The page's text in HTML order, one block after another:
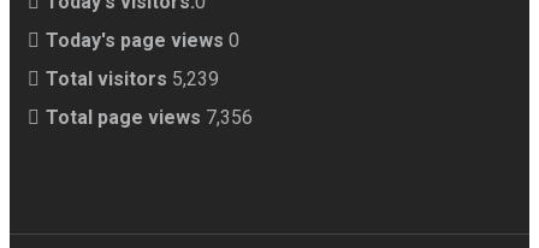
Today's page views 0
Total visitors 5,239
Total page views 7,356